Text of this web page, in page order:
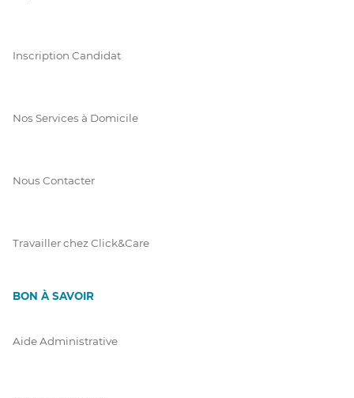
Inscription Candidat
Nos Services à Domicile
Nous Contacter
Travailler chez Click&Care
BON À SAVOIR
Aide Administrative